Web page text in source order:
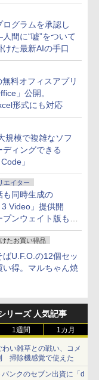
ログラムを承認し
間に“嘘”をついて
けた最新AIの手口
料オフィスアプリ
」公開。
形式にも対応
規模で複雑なソフ
ディングできる
」
エイター
も同時生成の
3 Video」提供開
ンウェイト版も計
たお買い得品
ばU.F.O.の12個セッ
い得。マルちゃん焼
リーズ 人気記事
1週間 1カ月
わい雑草との戦い、コメ
掃除機感覚で使えた
ンクのセブン出資に「d
8
2 8